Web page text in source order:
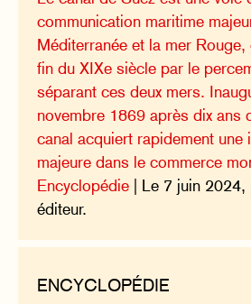
communication maritime
Méditerranée et la mer
fin du XIXe siècle par le
séparant ces deux mers.
novembre 1869 après dix ans
canal acquiert rapidement une
majeure dans le commerce
Encyclopédie | Le 7 juin 2024,
éditeur.
ENCYCLOPÉDIE